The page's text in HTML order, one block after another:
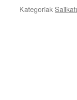
Kategoriak